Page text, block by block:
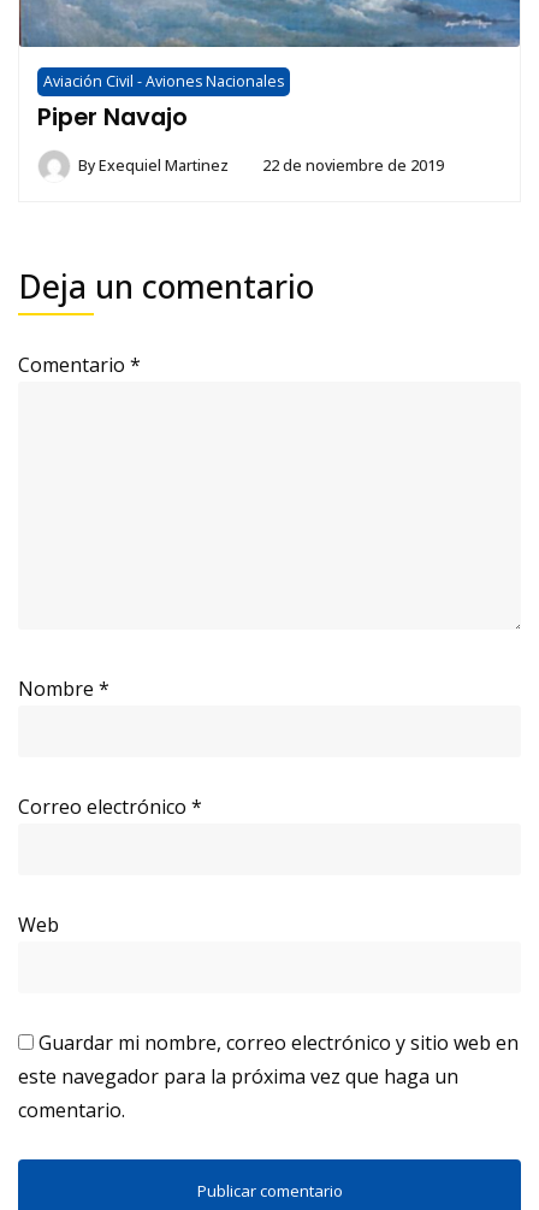
Aviación Civil - Aviones Nacionales
Piper Navajo
ByExequiel Martinez 22 de noviembre de 2019
Deja un comentario
Comentario *
Nombre *
Correo electrónico *
Web
Guardar mi nombre, correo electrónico y sitio web en
este navegador para la próxima vez que haga un
comentario.